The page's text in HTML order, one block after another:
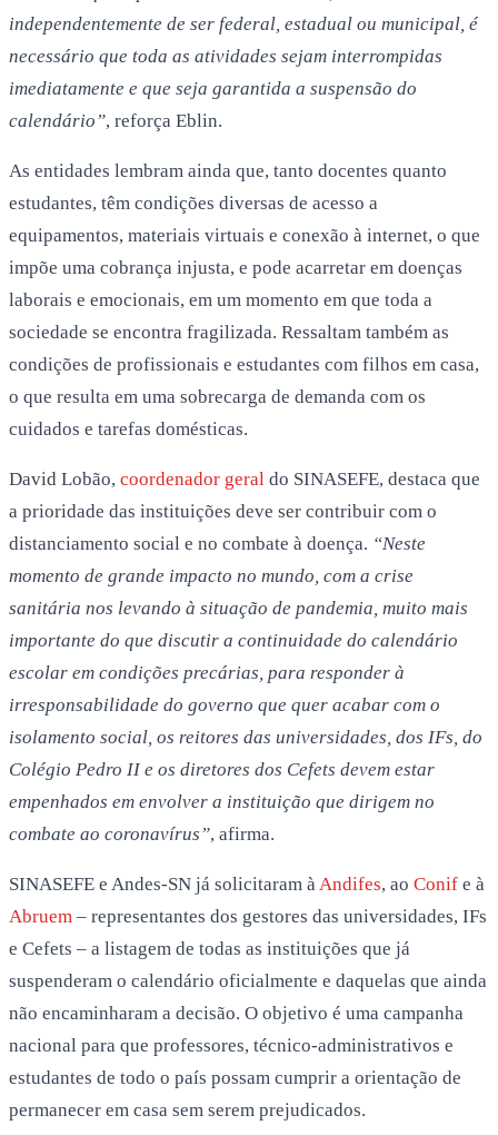
independentemente de ser federal, estadual ou municipal, é
necessário que toda as atividades sejam interrompidas
imediatamente e que seja garantida a suspensão do
calendário”, reforça Eblin.
As entidades lembram ainda que, tanto docentes quanto
estudantes, têm condições diversas de acesso a
equipamentos, materiais virtuais e conexão à internet, o que
impõe uma cobrança injusta, e pode acarretar em doenças
laborais e emocionais, em um momento em que toda a
sociedade se encontra fragilizada. Ressaltam também as
condições de profissionais e estudantes com filhos em casa,
o que resulta em uma sobrecarga de demanda com os
cuidados e tarefas domésticas.
David Lobão, coordenador geral do SINASEFE, destaca que
a prioridade das instituições deve ser contribuir com o
distanciamento social e no combate à doença. “Neste
momento de grande impacto no mundo, com a crise
sanitária nos levando à situação de pandemia, muito mais
importante do que discutir a continuidade do calendário
escolar em condições precárias, para responder à
irresponsabilidade do governo que quer acabar com o
isolamento social, os reitores das universidades, dos IFs, do
Colégio Pedro II e os diretores dos Cefets devem estar
empenhados em envolver a instituição que dirigem no
combate ao coronavírus”, afirma.
SINASEFE e Andes-SN já solicitaram àAndifes, ao Conif e à
Abruem – representantes dos gestores das universidades, IFs
e Cefets – a listagem de todas as instituições que já
suspenderam o calendário oficialmente e daquelas que ainda
não encaminharam a decisão. O objetivo é uma campanha
nacional para que professores, técnico-administrativos e
estudantes de todo o país possam cumprir a orientação de
permanecer em casa sem serem prejudicados.